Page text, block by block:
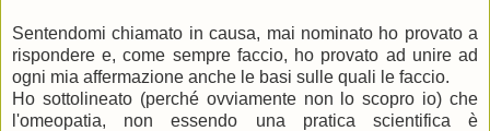
Sentendomi chiamato in causa, mai nominato ho provato a
rispondere e, come sempre faccio, ho provato ad unire ad
ogni mia affermazione anche le basi sulle quali le faccio.
Ho sottolineato (perché ovviamente non lo scopro io) che
l'omeopatia, non essendo una pratica scientifica è